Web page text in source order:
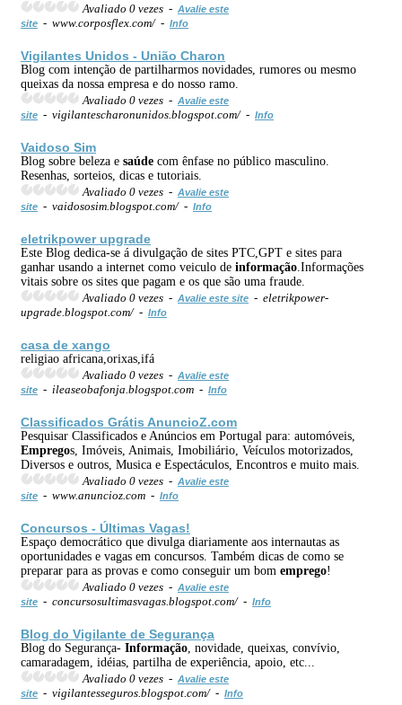
Avaliado 0 vezes - Avalie este
site - www.corposflex.com/ - Info
Vigilantes Unidos - União Charon
Blog com intenção de partilharmos novidades, rumores ou mesmo
queixas da nossa empresa e do nosso ramo.
Avaliado 0 vezes - Avalie este
site - vigilantescharonunidos.blogspot.com/ - Info
Vaidoso Sim
Blog sobre beleza e saúde com ênfase no público masculino.
Resenhas, sorteios, dicas e tutoriais.
Avaliado 0 vezes - Avalie este
site - vaidososim.blogspot.com/ - Info
eletrikpower upgrade
Este Blog dedica-se á divulgação de sites PTC,GPT e sites para
ganhar usando a internet como veiculo de informação .Informações
vitais sobre os sites que pagam e os que são uma fraude.
Avaliado 0 vezes - Avalie este site - eletrikpower-
upgrade.blogspot.com/ - Info
casa de xango
religiao africana,orixas,ifá
Avaliado 0 vezes - Avalie este
site - ileaseobafonja.blogspot.com - Info
Classificados Grátis AnuncioZ.com
Pesquisar Classificados e Anúncios em Portugal para: automóveis,
Empregos, Imóveis, Animais, Imobiliário, Veículos motorizados,
Diversos e outros, Musica e Espectáculos, Encontros e muito mais.
Avaliado 0 vezes - Avalie este
site - www.anuncioz.com - Info
Concursos - Últimas Vagas!
Espaço democrático que divulga diariamente aos internautas as
oportunidades e vagas em concursos. Também dicas de como se
preparar para as provas e como conseguir um bom emprego!
Avaliado 0 vezes - Avalie este
site - concursosultimasvagas.blogspot.com/ - Info
Blog do Vigilante de Segurança
Blog do Segurança- Informação , novidade, queixas, convívio,
camaradagem, idéias, partilha de experiência, apoio, etc...
Avaliado 0 vezes - Avalie este
site - vigilantesseguros.blogspot.com/ - Info